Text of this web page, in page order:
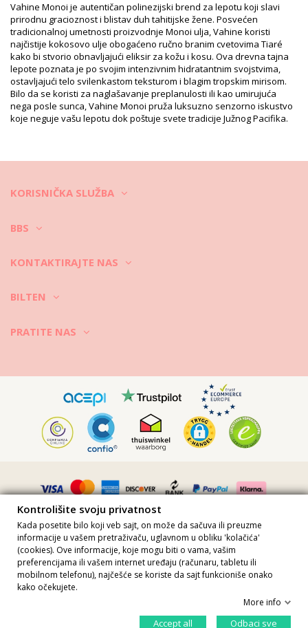
Uputstva za pranje i negu
Uputstva za negu za: Vahine Pack Monoi Tiare
Vahine Monoi je autentičan polinezijski brend za lepotu koji slavi
prirodnu gracioznost i blistav duh tahitijske žene. Posvećen
tradicionalnoj umetnosti proizvodnje Monoi ulja, Vahine koristi
najčistije kokosovo ulje obogaćeno ručno branim cvetovima Tiaré
kako bi stvorio obnavljajući eliksir za kožu i kosu. Ova drevna tajna
lepote poznata je po svojim intenzivnim hidratantnim svojstvima,
ostavljajući telo svilenkastom teksturom i blagim tropskim mirisom.
Bilo da se koristi za naglašavanje preplanulosti ili kao umirujuća
nega posle sunca, Vahine Monoi pruža luksuzno senzorno iskustvo
koje neguje vašu lepotu dok poštuje svete tradicije Južnog Pacifika.
KORISNIČKA SLUŽBA
BBS
KONTAKTIRAJTE NAS
BILTEN
PRATITE NAS
Sve cene uključuju PDV · Broj PDV-a FR36509778270 · Sva prava
zadržana ©2023 Brazilian Bikini Shop
Site protected by reCAPTCHA.
Kontrolišite svoju privatnost
Kontrolišite svoju privatnost
Kada posetite bilo koji veb sajt, on može da sačuva ili preuzme
informacije u vašem pretraživaču, uglavnom u obliku 'kolačića'
(cookies). Ove informacije, koje mogu biti o vama, vašim
preferencijama ili vašem internet uređaju (računaru, tabletu ili
mobilnom telefonu), najčešće se koriste da sajt funkcioniše onako
kako očekujete.
More info
Accept all Odbaci sve